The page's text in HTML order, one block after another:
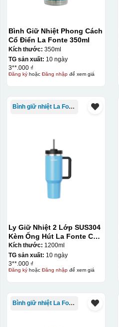
Bình Giữ Nhiệt Phong Cách
Cổ Điển La Fonte 350ml
Kích thước: 350ml
TG sản xuất: 10 ngày
3**.000 ₫
Đăng kýhoặc Đăng nhậpđể xem giá
Bình giữ nhiệt La Fonte
Ly Giữ Nhiệt 2 Lớp SUS304
Kèm Ống Hút La Fonte Có
Tay Cầm 1200ml
Kích thước: 1200ml
TG sản xuất: 10 ngày
3**.000 ₫
Đăng kýhoặc Đăng nhậpđể xem giá
Bình giữ nhiệt La Fonte